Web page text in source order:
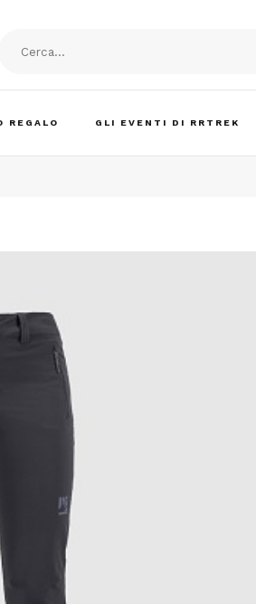
REGALO GLI EVENTI DI RRTREK